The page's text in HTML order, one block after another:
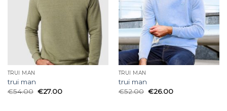
TRUI MAN
trui man
€54.00 €27.00
TRUI MAN
trui man
€52.00 €26.00